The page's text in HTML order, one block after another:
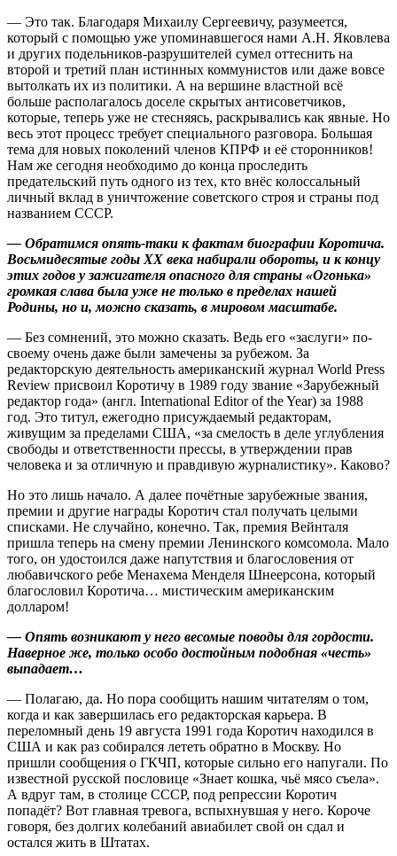
— Это так. Благодаря Михаилу Сергеевичу, разумеется,
который с помощью уже упоминавшегося нами А.Н. Яковлева
и других подельников-разрушителей сумел оттеснить на
второй и третий план истинных коммунистов или даже вовсе
вытолкать их из политики. А на вершине властной всё
больше располагалось доселе скрытых антисоветчиков,
которые, теперь уже не стесняясь, раскрывались как явные. Но
весь этот процесс требует специального разговора. Большая
тема для новых поколений членов КПРФ и её сторонников!
Нам же сегодня необходимо до конца проследить
предательский путь одного из тех, кто внёс колоссальный
личный вклад в уничтожение советского строя и страны под
названием СССР.
— Обратимся опять-таки к фактам биографии Коротича.
Восьмидесятые годы ХХ века набирали обороты, и к концу
этих годов у зажигателя опасного для страны «Огонька»
громкая слава была уже не только в пределах нашей
Родины, но и, можно сказать, в мировом масштабе.
— Без сомнений, это можно сказать. Ведь его «заслуги» по-
своему очень даже были замечены за рубежом. За
редакторскую деятельность американский журнал World Press
Review присвоил Коротичу в 1989 году звание «Зарубежный
редактор года» (англ. International Editor of the Year) за 1988
год. Это титул, ежегодно присуждаемый редакторам,
живущим за пределами США, «за смелость в деле углубления
свободы и ответственности прессы, в утверждении прав
человека и за отличную и правдивую журналистику». Каково?
Но это лишь начало. А далее почётные зарубежные звания,
премии и другие награды Коротич стал получать целыми
списками. Не случайно, конечно. Так, премия Вейнталя
пришла теперь на смену премии Ленинского комсомола. Мало
того, он удостоился даже напутствия и благословения от
любавичского ребе Менахема Менделя Шнеерсона, который
благословил Коротича… мистическим американским
долларом!
— Опять возникают у него весомые поводы для гордости.
Наверное же, только особо достойным подобная «честь»
выпадает…
— Полагаю, да. Но пора сообщить нашим читателям о том,
когда и как завершилась его редакторская карьера. В
переломный день 19 августа 1991 года Коротич находился в
США и как раз собирался лететь обратно в Москву. Но
пришли сообщения о ГКЧП, которые сильно его напугали. По
известной русской пословице «Знает кошка, чьё мясо съела».
А вдруг там, в столице СССР, под репрессии Коротич
попадёт? Вот главная тревога, вспыхнувшая у него. Короче
говоря, без долгих колебаний авиабилет свой он сдал и
остался жить в Штатах.